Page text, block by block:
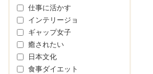
仕事に活かす
インテリージョ
ギャップ女子
癒されたい
日本文化
食事ダイエット